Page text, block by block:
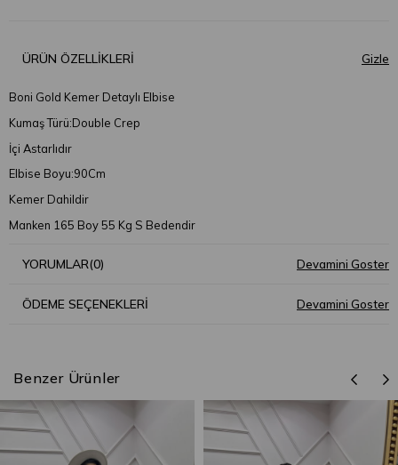
ÜRÜN ÖZELLIKLERI
Boni Gold Kemer Detaylı Elbise
Kumaş Türü:Double Crep
İçi Astarlıdır
Elbise Boyu:90Cm
Kemer Dahildir
Manken 165 Boy 55 Kg S Bedendir
YORUMLAR(0)
ÖDEME SEÇENEKLERI
Benzer Ürünler